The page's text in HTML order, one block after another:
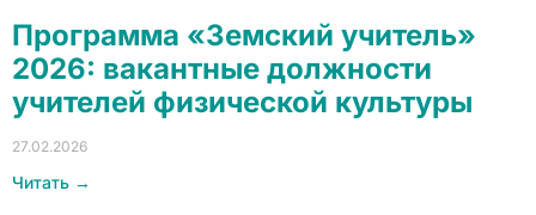
Программа «Земский учитель»
2026: вакантные должности
учителей физической культуры
27.02.2026
Читать →